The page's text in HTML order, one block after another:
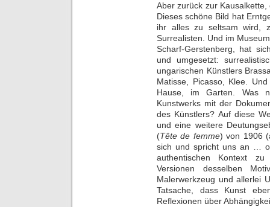
Aber zurück zur
Dieses schöne Bild hat
ihr alles zu seltsam wird,
Surrealisten. Und im
Scharf-Gerstenberg, hat
und umgesetzt:
ungarischen Künstlers
Matisse, Picasso, Klee.
Hause, im Garten. Was
Kunstwerks mit der
des Künstlers? Auf diese
und eine weitere
(Tête de femme) von 1906
sich und spricht uns an …
authentischen Kontext
Versionen desselben
Malerwerkzeug und allerlei
Tatsache, dass Kunst
Reflexionen über